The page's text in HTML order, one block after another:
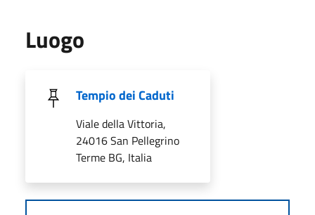
Luogo
Tempio dei Caduti
Viale della Vittoria,
24016 San Pellegrino
Terme BG, Italia